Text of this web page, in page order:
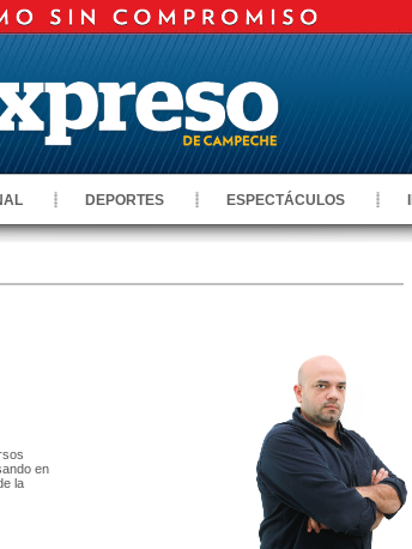
DEPORTES ESPECTÁCULOS
en
la